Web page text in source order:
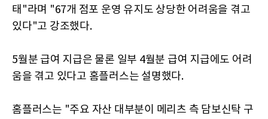
태"라며 "67개 점포 운영 유지도 상당한 어려움을 겪고
있다"고 강조했다.
5월분 급여 지급은 물론 일부 4월분 급여 지급에도 어려
움을 겪고 있다고 홈플러스는 설명했다.
홈플러스는 "주요 자산 대부분이 메리츠 측 담보신탁 구